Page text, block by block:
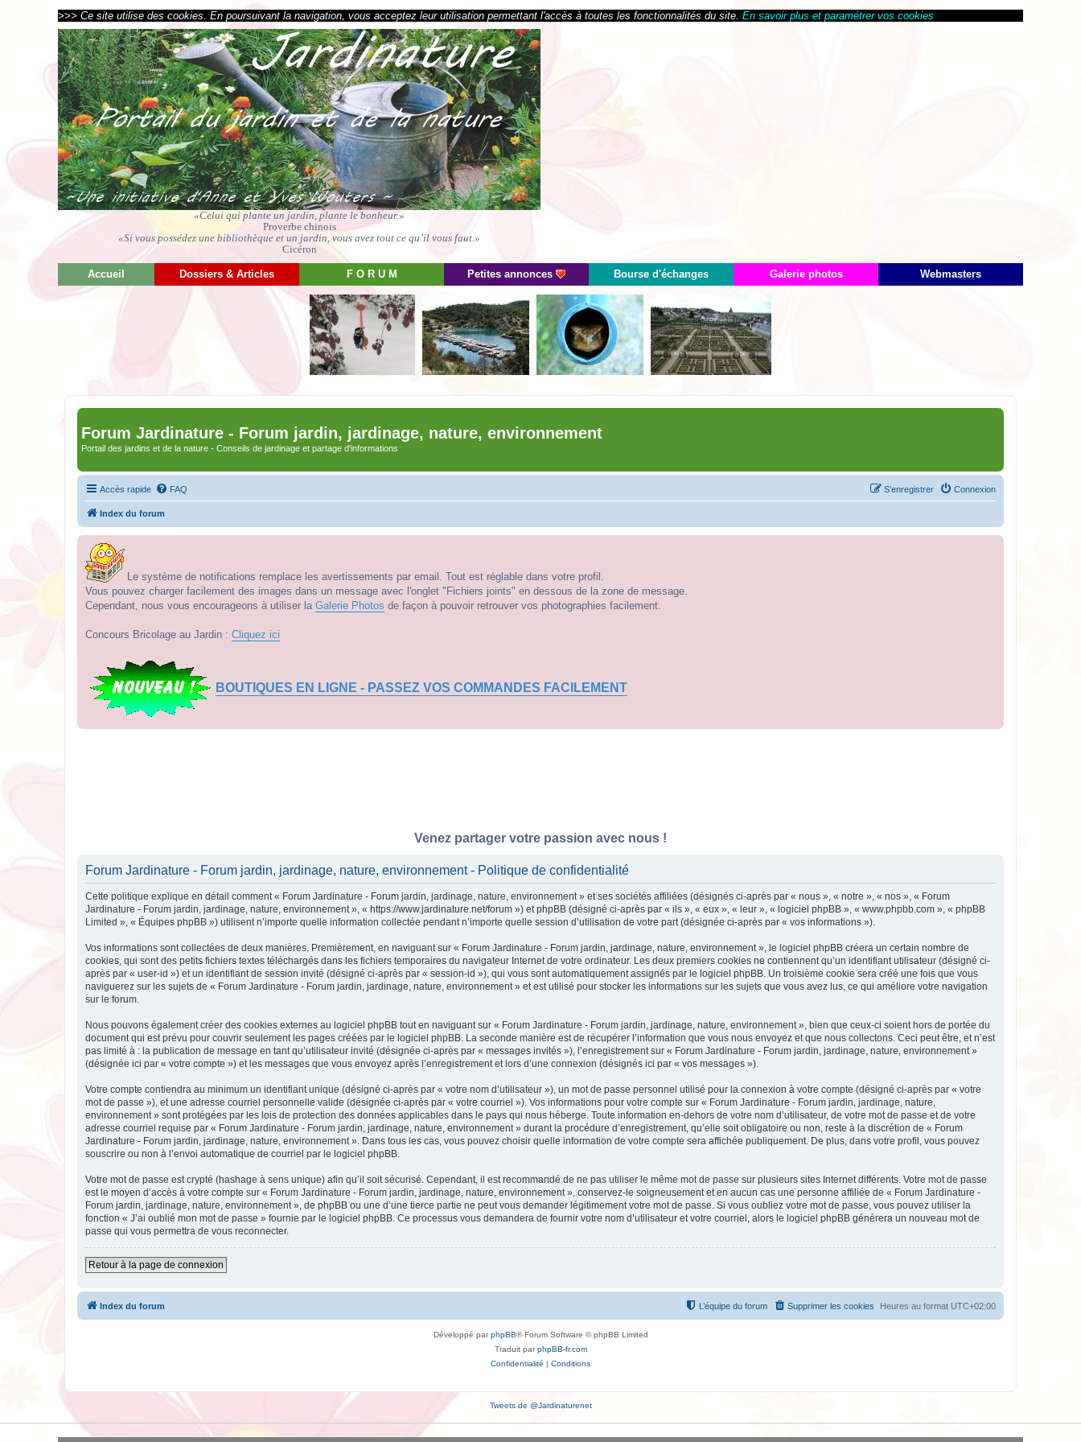
>>> Ce site utilise des cookies. En poursuivant la navigation, vous acceptez leur utilisation permettant l'accès à toutes les fonctionnalités du site. En savoir plus et paramétrer vos cookies
«Celui qui plante un jardin, plante le bonheur.»
Proverbe chinois
«Si vous possédez une bibliothèque et un jardin, vous avez tout ce qu’il vous faut.»
Cicéron
Accueil Dossiers & Articles F O R U M Petites annonces Bourse d'échanges Galerie photos Webmasters
Forum Jardinature - Forum jardin, jardinage, nature, environnement
Portail des jardins et de la nature - Conseils de jardinage et partage d'informations
Accès rapide FAQ Connexion
S’enregistrer
Index du forum
Le système de notifications remplace les avertissements par email. Tout est réglable dans votre profil.
Vous pouvez charger facilement des images dans un message avec l'onglet "Fichiers joints" en dessous de la zone de message.
Cependant, nous vous encourageons à utiliser la Galerie Photos de façon à pouvoir retrouver vos photographies facilement.
Concours Bricolage au Jardin : Cliquez ici
BOUTIQUES EN LIGNE - PASSEZ VOS COMMANDES FACILEMENT
Venez partager votre passion avec nous !
Forum Jardinature - Forum jardin, jardinage, nature, environnement - Politique de confidentialité
Cette politique explique en détail comment « Forum Jardinature - Forum jardin, jardinage, nature, environnement » et ses sociétés affiliées (désignés ci-après par « nous », « notre », « nos », « Forum
Jardinature - Forum jardin, jardinage, nature, environnement », « https://www.jardinature.net/forum ») et phpBB (désigné ci-après par « ils », « eux », « leur », « logiciel phpBB », « www.phpbb.com », « phpBB
Limited », « Équipes phpBB ») utilisent n’importe quelle information collectée pendant n’importe quelle session d’utilisation de votre part (désignée ci-après par « vos informations »).
Vos informations sont collectées de deux manières. Premièrement, en naviguant sur « Forum Jardinature - Forum jardin, jardinage, nature, environnement », le logiciel phpBB créera un certain nombre de
cookies, qui sont des petits fichiers textes téléchargés dans les fichiers temporaires du navigateur Internet de votre ordinateur. Les deux premiers cookies ne contiennent qu’un identifiant utilisateur (désigné ci-
après par « user-id ») et un identifiant de session invité (désigné ci-après par « session-id »), qui vous sont automatiquement assignés par le logiciel phpBB. Un troisième cookie sera créé une fois que vous
naviguerez sur les sujets de « Forum Jardinature - Forum jardin, jardinage, nature, environnement » et est utilisé pour stocker les informations sur les sujets que vous avez lus, ce qui améliore votre navigation
sur le forum.
Nous pouvons également créer des cookies externes au logiciel phpBB tout en naviguant sur « Forum Jardinature - Forum jardin, jardinage, nature, environnement », bien que ceux-ci soient hors de portée du
document qui est prévu pour couvrir seulement les pages créées par le logiciel phpBB. La seconde manière est de récupérer l’information que vous nous envoyez et que nous collectons. Ceci peut être, et n’est
pas limité à : la publication de message en tant qu’utilisateur invité (désignée ci-après par « messages invités »), l’enregistrement sur « Forum Jardinature - Forum jardin, jardinage, nature, environnement »
(désignée ici par « votre compte ») et les messages que vous envoyez après l’enregistrement et lors d’une connexion (désignés ici par « vos messages »).
Votre compte contiendra au minimum un identifiant unique (désigné ci-après par « votre nom d’utilisateur »), un mot de passe personnel utilisé pour la connexion à votre compte (désigné ci-après par « votre
mot de passe »), et une adresse courriel personnelle valide (désignée ci-après par « votre courriel »). Vos informations pour votre compte sur « Forum Jardinature - Forum jardin, jardinage, nature,
environnement » sont protégées par les lois de protection des données applicables dans le pays qui nous héberge. Toute information en-dehors de votre nom d’utilisateur, de votre mot de passe et de votre
adresse courriel requise par « Forum Jardinature - Forum jardin, jardinage, nature, environnement » durant la procédure d’enregistrement, qu’elle soit obligatoire ou non, reste à la discrétion de « Forum
Jardinature - Forum jardin, jardinage, nature, environnement ». Dans tous les cas, vous pouvez choisir quelle information de votre compte sera affichée publiquement. De plus, dans votre profil, vous pouvez
souscrire ou non à l’envoi automatique de courriel par le logiciel phpBB.
Votre mot de passe est crypté (hashage à sens unique) afin qu’il soit sécurisé. Cependant, il est recommandé de ne pas utiliser le même mot de passe sur plusieurs sites Internet différents. Votre mot de passe
est le moyen d’accès à votre compte sur « Forum Jardinature - Forum jardin, jardinage, nature, environnement », conservez-le soigneusement et en aucun cas une personne affiliée de « Forum Jardinature -
Forum jardin, jardinage, nature, environnement », de phpBB ou une d’une tierce partie ne peut vous demander légitimement votre mot de passe. Si vous oubliez votre mot de passe, vous pouvez utiliser la
fonction « J’ai oublié mon mot de passe » fournie par le logiciel phpBB. Ce processus vous demandera de fournir votre nom d’utilisateur et votre courriel, alors le logiciel phpBB générera un nouveau mot de
passe qui vous permettra de vous reconnecter.
Retour à la page de connexion
Index du forum Heures au format UTC+02:00
Supprimer les cookies
L’équipe du forum
Développé parphpBB® Forum Software © phpBB Limited
Traduit parphpBB-fr.com
Confidentialité | Conditions
Tweets de @Jardinaturenet